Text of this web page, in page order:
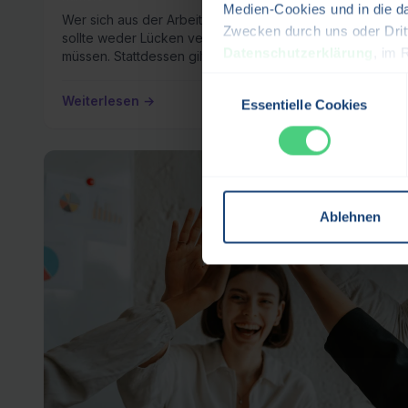
Medien-Cookies und in die
Zwecken durch uns oder
Datenschutzerklärung
, im
Einstellungen ändern.
Essentielle Cookies
Ablehnen
Wer sich aus der Arbeitslosigkeit heraus bewirbt,
sollte weder Lücken verstecken noch sich erklären
müssen. Stattdessen gilt: Kommuniziere klar, was du …
Weiterlesen →